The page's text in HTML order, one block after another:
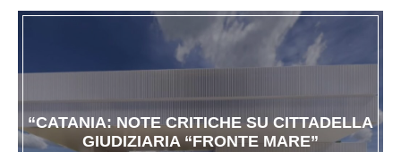
“CATANIA: NOTE CRITICHE SU CITTADELLA
GIUDIZIARIA “FRONTE MARE”